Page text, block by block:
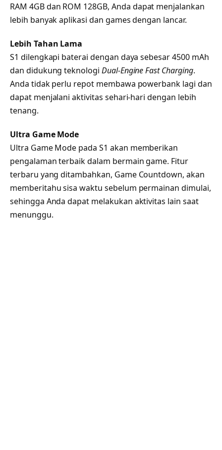
RAM 4GB dan ROM 128GB, Anda dapat menjalankan
lebih banyak aplikasi dan games dengan lancar.
Lebih Tahan Lama
S1 dilengkapi baterai dengan daya sebesar 4500 mAh
dan didukung teknologi Dual-Engine Fast Charging.
Anda tidak perlu repot membawa powerbank lagi dan
dapat menjalani aktivitas sehari-hari dengan lebih
tenang.
Ultra Game Mode
Ultra Game Mode pada S1 akan memberikan
pengalaman terbaik dalam bermain game. Fitur
terbaru yang ditambahkan, Game Countdown, akan
memberitahu sisa waktu sebelum permainan dimulai,
sehingga Anda dapat melakukan aktivitas lain saat
menunggu.